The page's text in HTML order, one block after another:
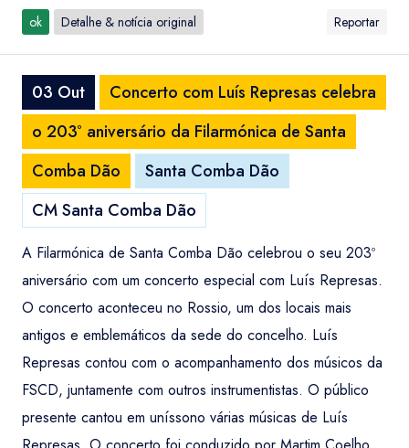
ok Detalhe & notícia original Reportar
03 Out
Concerto com Luís Represas celebra
o 203º aniversário da Filarmónica de Santa
Comba Dão
Santa Comba Dão
CM Santa Comba Dão
A Filarmónica de Santa Comba Dão celebrou o seu 203º
aniversário com um concerto especial com Luís Represas.
O concerto aconteceu no Rossio, um dos locais mais
antigos e emblemáticos da sede do concelho. Luís
Represas contou com o acompanhamento dos músicos da
FSCD, juntamente com outros instrumentistas. O público
presente cantou em uníssono várias músicas de Luís